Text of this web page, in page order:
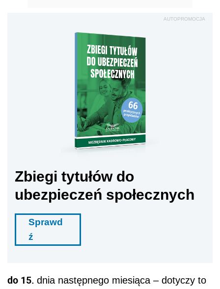
AUTOPROMOCJA
Zbiegi tytułów do
ubezpieczeń społecznych
Sprawd
ź
do 15. dnia następnego miesiąca – dotyczy to